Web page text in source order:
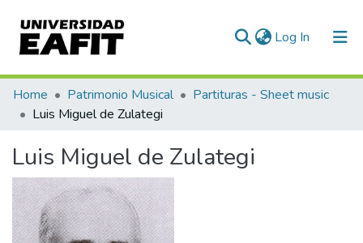
Log In (current)
Communities & Collections
All of DSpace
Statistics
Home Patrimonio Musical
Partituras - Sheet music
Luis Miguel de Zulategi
Luis Miguel de Zulategi